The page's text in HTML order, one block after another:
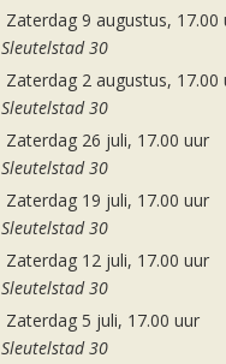
Zaterdag 9 augustus, 17.00
Sleutelstad 30
Zaterdag 2 augustus, 17.00
Sleutelstad 30
Zaterdag 26 juli, 17.00 uur
Sleutelstad 30
Zaterdag 19 juli, 17.00 uur
Sleutelstad 30
Zaterdag 12 juli, 17.00 uur
Sleutelstad 30
Zaterdag 5 juli, 17.00 uur
Sleutelstad 30